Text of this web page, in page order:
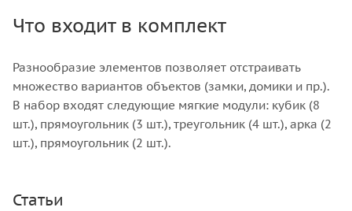
Что входит в комплект
Разнообразие элементов позволяет отстраивать
множество вариантов объектов (замки, домики и пр.).
В набор входят следующие мягкие модули: кубик (8
шт.), прямоугольник (3 шт.), треугольник (4 шт.), арка (2
шт.), прямоугольник (2 шт.).
Статьи